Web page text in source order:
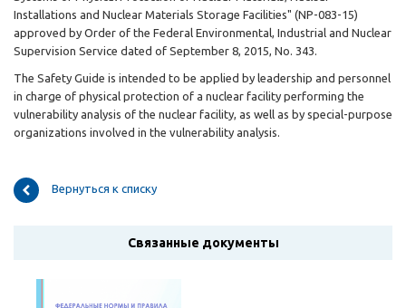
Installations and Nuclear Materials Storage Facilities" (NP-083-15)
approved by Order of the Federal Environmental, Industrial and Nuclear
Supervision Service dated of September 8, 2015, No. 343.
The Safety Guide is intended to be applied by leadership and personnel
in charge of physical protection of a nuclear facility performing the
vulnerability analysis of the nuclear facility, as well as by special-purpose
organizations involved in the vulnerability analysis.
Вернуться к списку
Связанные документы